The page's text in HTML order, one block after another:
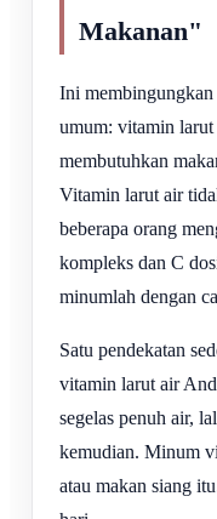
Makanan"
Ini membingungkan
umum: vitamin
membutuhkan
Vitamin larut air
beberapa orang
kompleks dan C
minumlah dengan
Satu pendekatan
vitamin larut air
segelas penuh air,
kemudian. Minum
atau makan siang